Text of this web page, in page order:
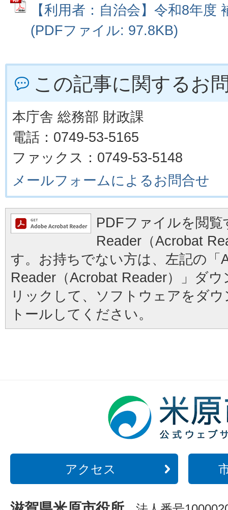
【利用者：自治会】令和8年度
(PDFファイル: 97.8KB)
この記事に関するお
本庁舎 総務部 財政課
電話：0749-53-5165
ファックス：0749-53-5148
メールフォームによるお問合せ
PDFファイルを閲
Reader（Acrobat
す。お持ちでない方は、左記の「
Reader（Acrobat Reader）」ダ
リックして、ソフトウェアをダ
トールしてください。
アクセス